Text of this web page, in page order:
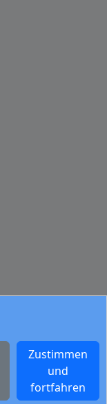
Zustimmen
und
fortfahren